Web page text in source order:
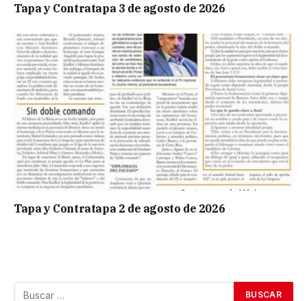
Tapa y Contratapa 3 de agosto de 2026
Tapa y Contratapa 2 de agosto de 2026